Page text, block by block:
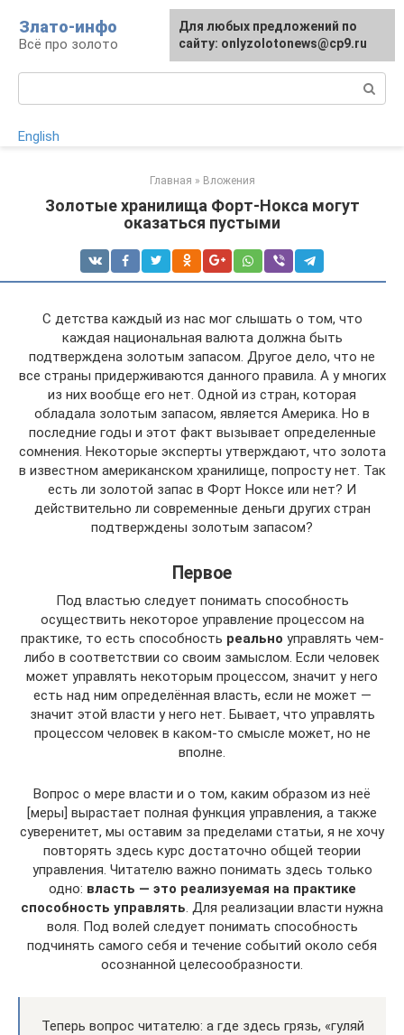
контенту
Злато-инфо
Всё про золото
English
Главная » Вложения
Золотые хранилища Форт-Нокса могут
оказаться пустыми
С детства каждый из нас мог слышать о том, что
каждая национальная валюта должна быть
подтверждена золотым запасом. Другое дело, что не
все страны придерживаются данного правила. А у многих
из них вообще его нет. Одной из стран, которая
обладала золотым запасом, является Америка. Но в
последние годы и этот факт вызывает определенные
сомнения. Некоторые эксперты утверждают, что золота
в известном американском хранилище, попросту нет. Так
есть ли золотой запас в Форт Ноксе или нет? И
действительно ли современные деньги других стран
подтверждены золотым запасом?
Первое
Под властью следует понимать способность
осуществить некоторое управление процессом на
практике, то есть способность реально управлять чем-
либо в соответствии со своим замыслом. Если человек
может управлять некоторым процессом, значит у него
есть над ним определённая власть, если не может —
значит этой власти у него нет. Бывает, что управлять
процессом человек в каком-то смысле может, но не
вполне.
Вопрос о мере власти и о том, каким образом из неё
[меры] вырастает полная функция управления, а также
суверенитет, мы оставим за пределами статьи, я не хочу
повторять здесь курс достаточно общей теории
управления. Читателю важно понимать здесь только
одно: власть — это реализуемая на практике
способность управлять. Для реализации власти нужна
воля. Под волей следует понимать способность
подчинять самого себя и течение событий около себя
осознанной целесообразности.
Теперь вопрос читателю: а где здесь грязь, «гуляй
Для любых предложений по
сайту: onlyzolotonews@cp9.ru